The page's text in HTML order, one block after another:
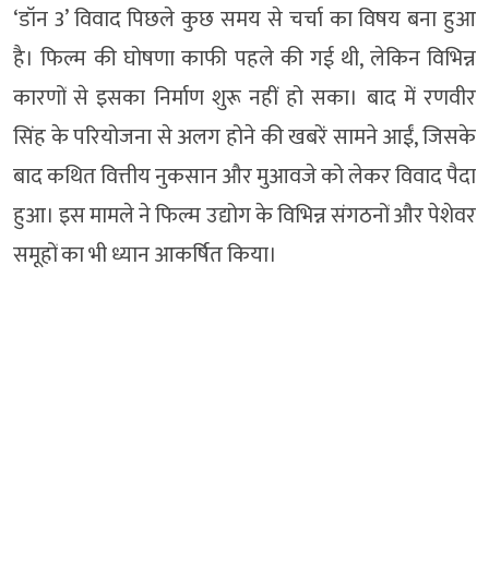
‘डॉन 3’ विवाद पिछले कुछ समय से चर्चा का विषय बना हुआ
है। फिल्म की घोषणा काफी पहले की गई थी, लेकिन विभिन्न
कारणों से इसका निर्माण शुरू नहीं हो सका। बाद में रणवीर
सिंह के परियोजना से अलग होने की खबरें सामने आईं, जिसके
बाद कथित वित्तीय नुकसान और मुआवजे को लेकर विवाद पैदा
हुआ। इस मामले ने फिल्म उद्योग के विभिन्न संगठनों और पेशेवर
समूहों का भी ध्यान आकर्षित किया।